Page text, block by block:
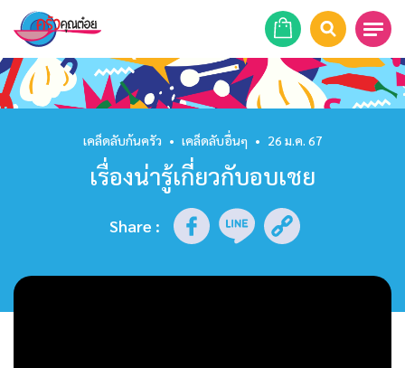
หน้าแรก
สูตรอาหาร
ร้านอาหาร
รายการย้อนหลัง
เคล็ดลับก้นครัว • เคล็ดลับอื่นๆ • 26 ม.ค. 67
เรื่องน่ารู้เกี่ยวกับอบเชย
Share :